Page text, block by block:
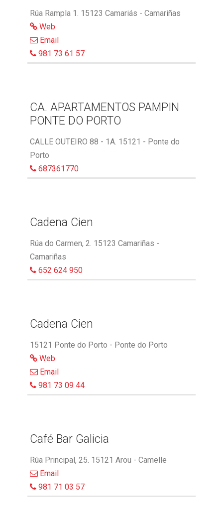
Rúa Rampla 1. 15123 Camariás - Camariñas
Web
Email
981 73 61 57
CA. APARTAMENTOS PAMPIN
PONTE DO PORTO
CALLE OUTEIRO 88 - 1A. 15121 - Ponte do
Porto
687361770
Cadena Cien
Rúa do Carmen, 2. 15123 Camariñas -
Camariñas
652 624 950
Cadena Cien
15121 Ponte do Porto - Ponte do Porto
Web
Email
981 73 09 44
Café Bar Galicia
Rúa Principal, 25. 15121 Arou - Camelle
Email
981 71 03 57